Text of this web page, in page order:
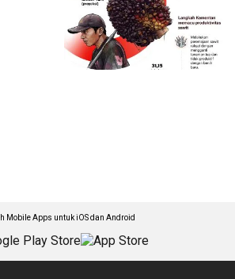
Mobile Apps untuk iOS dan Android